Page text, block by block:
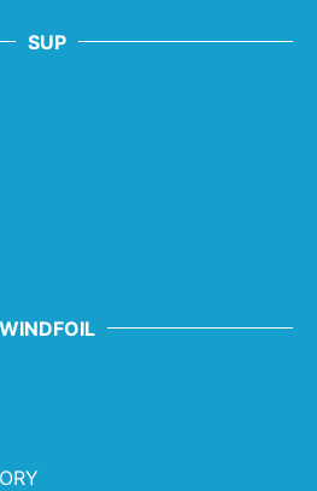
SUP
WINDFOIL